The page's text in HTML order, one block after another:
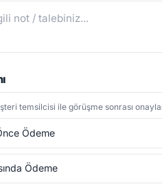
temsilcisi ile görüşme sonrası
Ödeme
Ödeme